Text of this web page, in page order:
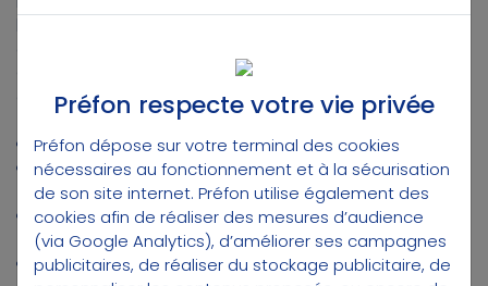
Concrètement, notre démarche s’articule autour de
quatre repères, faciles à retenir :
Transition environnementale: climat, biodiversité
Transition sociale: emploi, égalité, conditions de
travail, droits humains
Gouvernance : transparence, exercice des votes,
suivi des controverses
Transition démographique: vieillissement, “bien
Préfon respecte votre vie privée
Préfon dépose sur votre terminal des cookies
nécessaires au fonctionnement et à la sécurisation
de son site internet. Préfon utilise également des
cookies afin de réaliser des mesures d’audience
(via Google Analytics), d’améliorer ses campagnes
publicitaires, de réaliser du stockage publicitaire, de